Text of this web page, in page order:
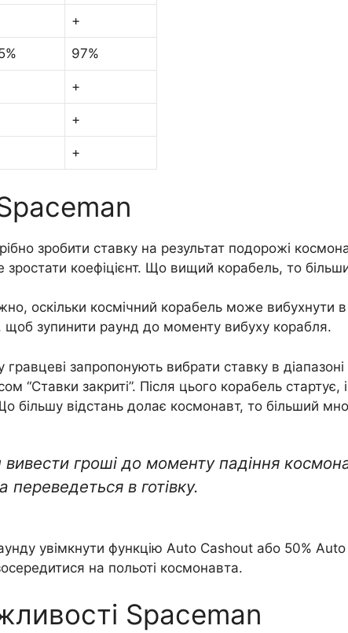
+
97%
+
+
+
зробити ставку на результат подорожі
коефіцієнт. Що вищий корабель, то
оскільки космічний корабель може
щоб зупинити раунд до моменту вибуху корабля.
запропонують вибрати ставку в
“Ставки закриті”. Після цього корабель
більшу відстань долає космонавт, то більший
вивести гроші до моменту падіння
переведеться в готівку.
увімкнути функцію Auto Cashout або 50%
на польоті космонавта.
Spaceman